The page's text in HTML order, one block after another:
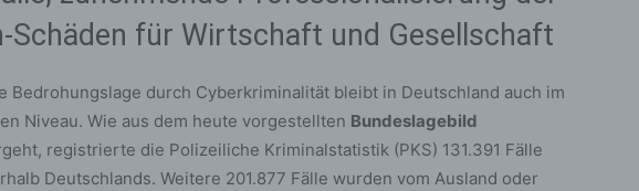
Schäden für Wirtschaft und Gesellschaft
Bedrohungslage durch Cyberkriminalität bleibt in Deutschland auch im
Niveau. Wie aus dem heute vorgestellten Bundeslagebild
registrierte die Polizeiliche Kriminalstatistik (PKS) 131.391 Fälle
Deutschlands. Weitere 201.877 Fälle wurden vom Ausland oder